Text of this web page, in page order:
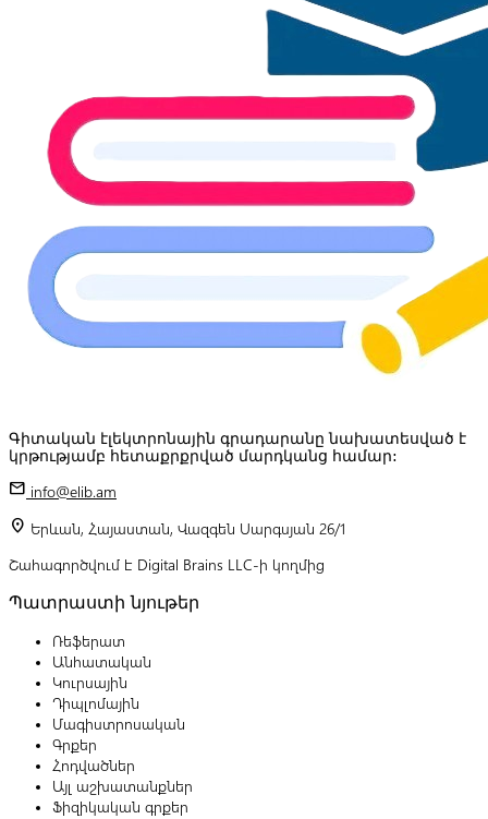
Գիտական էլեկտրոնային գրադարանը նախատեսված է
կրթությամբ հետաքրքրված մարդկանց համար:
mail info@elib.am
location_on Երևան, Հայաստան, Վազգեն Սարգսյան 26/1
Շահագործվում է Digital Brains LLC-ի կողմից
Պատրաստի նյութեր
Ռեֆերատ
Անհատական
Կուրսային
Դիպլոմային
Մագիստրոսական
Գրքեր
Հոդվածներ
Այլ աշխատանքներ
Ֆիզիկական գրքեր